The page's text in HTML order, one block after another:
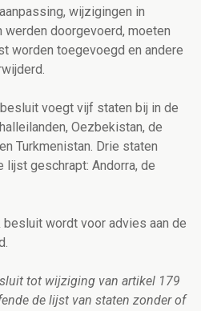
wijzigingen in
doorgevoerd, moeten
worden toegevoegd en andere
voegt vijf staten bij in de
Oezbekistan, de
Turkmenistan. Drie staten
lijst geschrapt: Andorra, de
besluit wordt voor advies aan de
tot wijziging van artikel 179
de lijst van staten zonder of